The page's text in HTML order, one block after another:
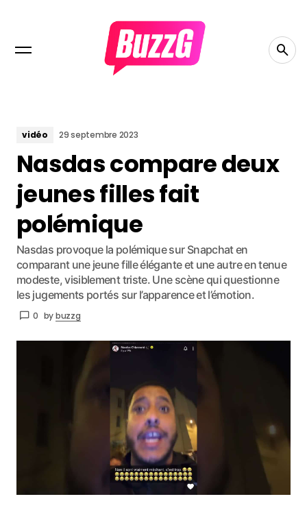
vidéo 29 septembre 2023
Nasdas compare deux
jeunes filles fait
polémique
Nasdas provoque la polémique sur Snapchat en
comparant une jeune fille élégante et une autre en tenue
modeste, visiblement triste. Une scène qui questionne
les jugements portés sur l’apparence et l’émotion.
0 bybuzzg